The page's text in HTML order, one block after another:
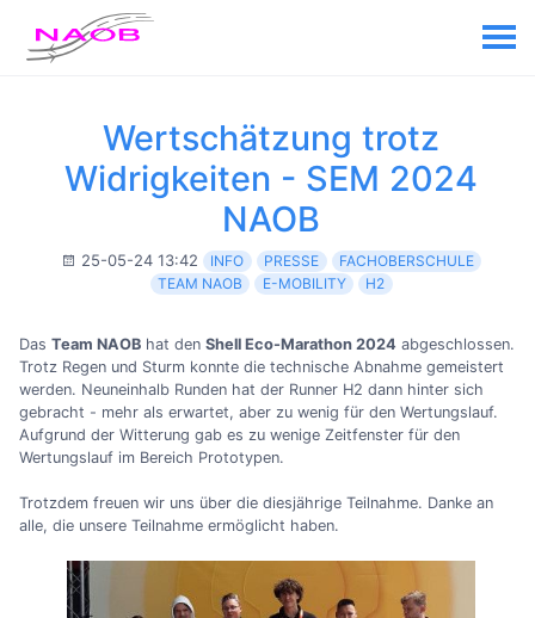
Wertschätzung trotz
Widrigkeiten - SEM 2024
NAOB
25-05-24 13:42 INFO PRESSE
FACHOBERSCHULE
TEAM NAOB
E-MOBILITY H2
Das Team NAOB hat den Shell Eco-Marathon 2024 abgeschlossen.
Trotz Regen und Sturm konnte die technische Abnahme gemeistert
werden. Neuneinhalb Runden hat der Runner H2 dann hinter sich
gebracht - mehr als erwartet, aber zu wenig für den Wertungslauf.
Aufgrund der Witterung gab es zu wenige Zeitfenster für den
Wertungslauf im Bereich Prototypen.
Trotzdem freuen wir uns über die diesjährige Teilnahme. Danke an
alle, die unsere Teilnahme ermöglicht haben.